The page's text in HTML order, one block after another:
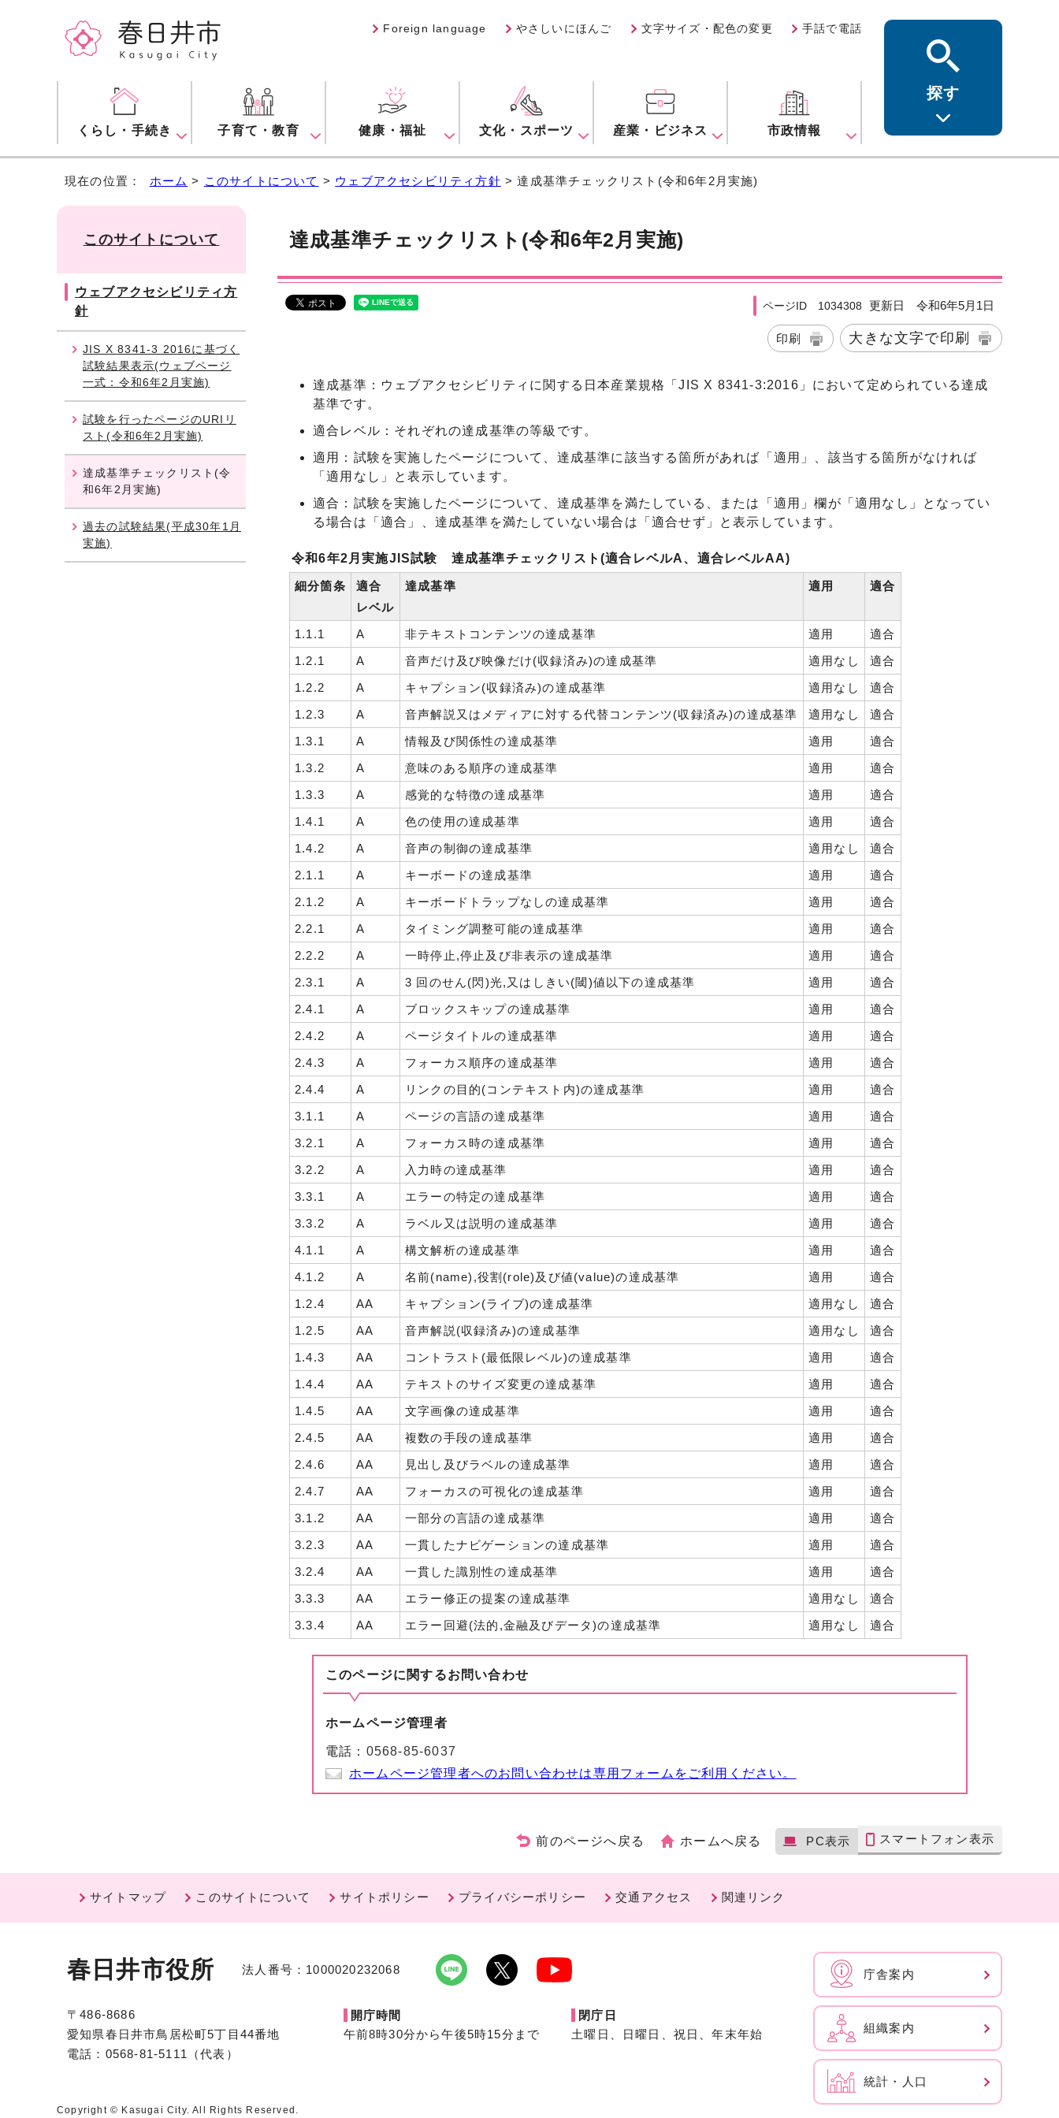
Foreign language やさしいにほんご 文字サイズ・配色の変更 手話で電話
くらし・手続き 子育て・教育 健康・福祉 文化・スポーツ 産業・ビジネス 市政情報
探す
現在の位置： ホーム > このサイトについて > ウェブアクセシビリティ方針 > 達成基準チェックリスト(令和6年2月実施)
達成基準チェックリスト(令和6年2月実施)
ページID 1034308 更新日 令和6年5月1日
印刷 大きな文字で印刷
達成基準：ウェブアクセシビリティに関する日本産業規格「JIS X 8341-3:2016」において定められている達成
基準です。
適合レベル：それぞれの達成基準の等級です。
適用：試験を実施したページについて、達成基準に該当する箇所があれば「適用」、該当する箇所がなければ
「適用なし」と表示しています。
適合：試験を実施したページについて、達成基準を満たしている、または「適用」欄が「適用なし」となってい
る場合は「適合」、達成基準を満たしていない場合は「適合せず」と表示しています。
令和6年2月実施JIS試験 達成基準チェックリスト(適合レベルA、適合レベルAA)
細分箇条
適合
レベル
達成基準 適用 適合
1.1.1 A 非テキストコンテンツの達成基準 適用
適合
1.2.1
A 音声だけ及び映像だけ(収録済み)の達成基準 適用なし
適合
1.2.2
A キャプション(収録済み)の達成基準 適用なし
適合
1.2.3
A 音声解説又はメディアに対する代替コンテンツ(収録済み)の達成基準 適用なし
適合
1.3.1
A 情報及び関係性の達成基準 適用
適合
1.3.2
A 意味のある順序の達成基準 適用
適合
1.3.3
A 感覚的な特徴の達成基準 適用
適合
1.4.1
A 色の使用の達成基準 適用
適合
1.4.2
A 音声の制御の達成基準 適用なし
適合
2.1.1
A キーボードの達成基準 適用
適合
2.1.2
A キーボードトラップなしの達成基準 適用
適合
2.2.1
A タイミング調整可能の達成基準 適用
適合
2.2.2
A 一時停止,停止及び非表示の達成基準 適用
適合
2.3.1
A 3 回のせん(閃)光,又はしきい(閾)値以下の達成基準 適用
適合
2.4.1
A ブロックスキップの達成基準 適用
適合
2.4.2
A ページタイトルの達成基準 適用
適合
2.4.3
A フォーカス順序の達成基準 適用
適合
2.4.4
A リンクの目的(コンテキスト内)の達成基準 適用
適合
3.1.1
A ページの言語の達成基準 適用
適合
3.2.1
A フォーカス時の達成基準 適用
適合
3.2.2
A 入力時の達成基準 適用
適合
3.3.1
A エラーの特定の達成基準 適用
適合
3.3.2
A ラベル又は説明の達成基準 適用
適合
4.1.1
A 構文解析の達成基準 適用
適合
4.1.2
A 名前(name),役割(role)及び値(value)の達成基準 適用
適合
1.2.4
AA キャプション(ライブ)の達成基準 適用なし
適合
1.2.5
AA 音声解説(収録済み)の達成基準 適用なし
適合
1.4.3
AA コントラスト(最低限レベル)の達成基準 適用
適合
1.4.4
AA テキストのサイズ変更の達成基準 適用
適合
1.4.5
AA 文字画像の達成基準 適用
適合
2.4.5
AA 複数の手段の達成基準 適用
適合
2.4.6
AA 見出し及びラベルの達成基準 適用
適合
2.4.7
AA フォーカスの可視化の達成基準 適用
適合
3.1.2
AA 一部分の言語の達成基準 適用
適合
3.2.3
AA 一貫したナビゲーションの達成基準 適用
適合
3.2.4
AA 一貫した識別性の達成基準 適用
適合
3.3.3
AA エラー修正の提案の達成基準 適用なし
適合
3.3.4
AA エラー回避(法的,金融及びデータ)の達成基準 適用なし 適合
このページに関するお問い合わせ
ホームページ管理者
電話： 0568-85-6037
ホームページ管理者へのお問い合わせは専用フォームをご利用ください。
このサイトについて
ウェブアクセシビリティ方
針
JIS X 8341-3 2016に基づく
試験結果表示(ウェブページ
一式：令和6年2月実施)
試験を行ったページのURIリ
スト(令和6年2月実施)
達成基準チェックリスト(令
和6年2月実施)
過去の試験結果(平成30年1月
実施)
前のページへ戻る ホームへ戻る PC表示 スマートフォン表示
サイトマップ このサイトについて サイトポリシー プライバシーポリシー 交通アクセス 関連リンク
春日井市役所 法人番号：1000020232068
〒486-8686
愛知県春日井市鳥居松町5丁目44番地
電話：0568-81-5111（代表）
開庁時間
午前8時30分から午後5時15分まで
閉庁日
土曜日、日曜日、祝日、年末年始
庁舎案内
組織案内
統計・人口
Copyright © Kasugai City. All Rights Reserved.